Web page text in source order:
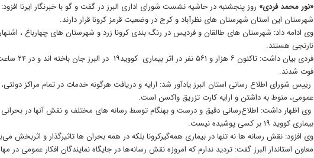
«نور محمد فردی» روز پنجشنبه در حاشیه نشست شورای اداری البرز در گفت و گو با خبرنگار ایرنا
شهرستان این استان شهرستان های نظرآباد و کرج در وضعیت قرمز کرونا قرار دارند.
وی ادامه داد: شهرستان های طالقان و فردیس در رنگ بندی کرونا زرد و شهرستان های چهارباغ ،
نارنجی هستند.
فوت شدند.
رییس شورای اطلاع رسانی استان البرز یادآور شد: ارایه و دریافت هرگونه خدمات در تمام مراکز دولتی،
عمومی، منوط به داشتن و ارایه کارت تزریق واکسن است.
وی اظهار داشت: اطلاع‌رسانی دقیق و درست و بهنگام توسط رسانه های مختلف و نقش آنها در بحرانی
بیماری کووید ۱۹ بر کسی پوشیده نیست.
وی افزود: نقش رسانه ها نه تنها در بیماری همه‌گیرکرونا بلکه در همه بحران ها تاثیرگذار و اثربخش
معاون استاندار البرز گفت: تردید ندارم که امروزه نقش رسانه‌ها در جایگاه نمایندگان افکار عمومی در